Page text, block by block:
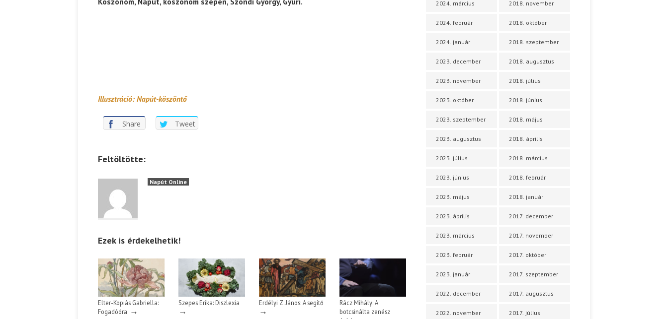
Illusztráció: Napút-köszöntő
Share Tweet
Feltöltötte:
Napút Online
Ezek is érdekelhetik!
Elter-Kopiás Gabriella:
Fogadóóra →
Szepes Erika: Diszlexia
→
Erdélyi Z. János: A segítő
→
Rácz Mihály: A
botcsinálta zenész
2024. március
2024. február
2024. január
2023. december
2023. november
2023. október
2023. szeptember
2023. augusztus
2023. július
2023. június
2023. május
2023. április
2023. március
2023. február
2023. január
2022. december
2022. november
2018. november
2018. október
2018. szeptember
2018. augusztus
2018. július
2018. június
2018. május
2018. április
2018. március
2018. február
2018. január
2017. december
2017. november
2017. október
2017. szeptember
2017. augusztus
2017. július